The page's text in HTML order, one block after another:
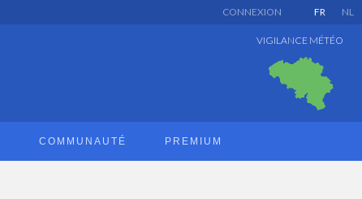
FR NL
CONNEXION
VIGILANCE MÉTÉO
COMMUNAUTÉ PREMIUM